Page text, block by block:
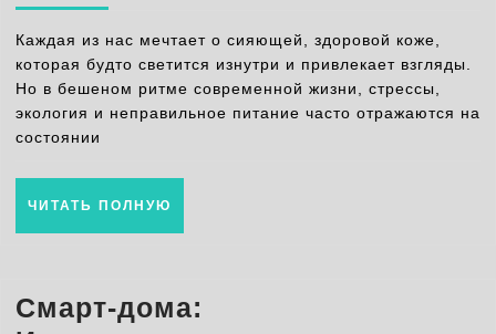
лучших
уходовых
процедур
Каждая из нас мечтает о сияющей, здоровой коже,
которая будто светится изнутри и привлекает взгляды.
Но в бешеном ритме современной жизни, стрессы,
экология и неправильное питание часто отражаются на
состоянии
ЧИТАТЬ ПОЛНУЮ
Смарт-дома: